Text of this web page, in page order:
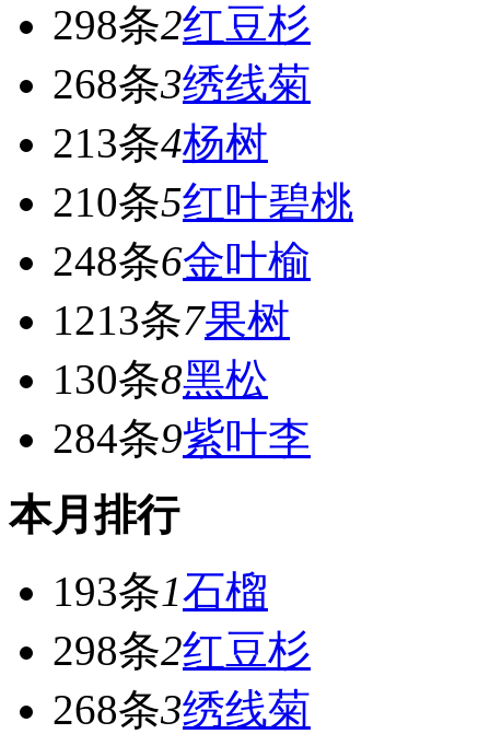
298条2红豆杉
268条3绣线菊
213条4杨树
210条5红叶碧桃
248条6金叶榆
1213条7果树
130条8黑松
284条9紫叶李
本月排行
193条1石榴
298条2红豆杉
268条3绣线菊